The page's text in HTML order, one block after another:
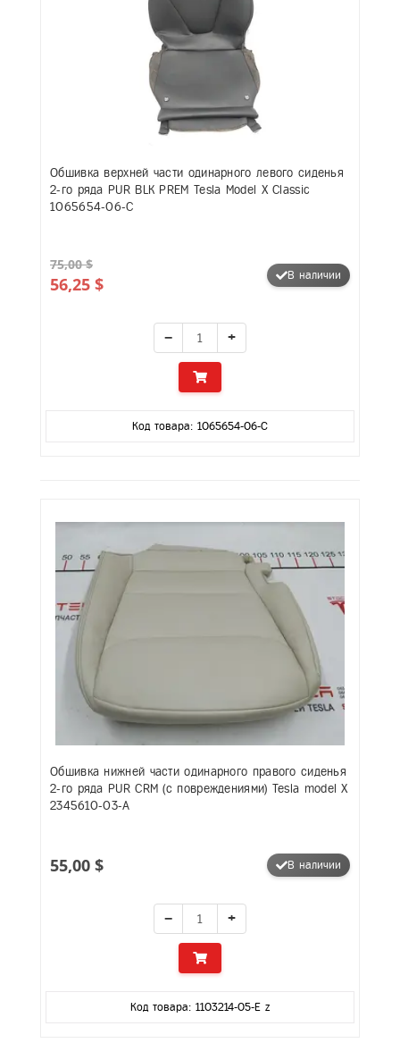
Обшивка верхней части одинарного левого сиденья
2-го ряда PUR BLK PREM Tesla Model X Classic
1065654-06-C
75,00 $
56,25 $ В наличии
− +
Код товара: 1065654-06-C
Обшивка нижней части одинарного правого сиденья
2-го ряда PUR CRM (с повреждениями) Tesla model X
2345610-03-A
55,00 $ В наличии
− +
Код товара: 1103214-05-E z